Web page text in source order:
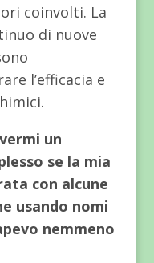
coinvolti. La
di nuove
l’efficacia e
un
se la mia
con alcune
usando nomi
nemmeno